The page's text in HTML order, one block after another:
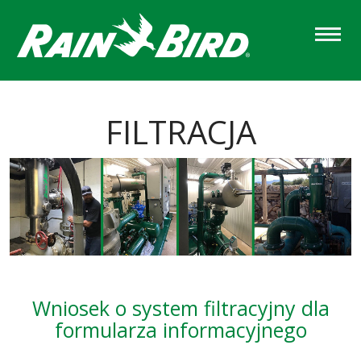
main
content
FILTRACJA
Wniosek o system filtracyjny dla
formularza informacyjnego